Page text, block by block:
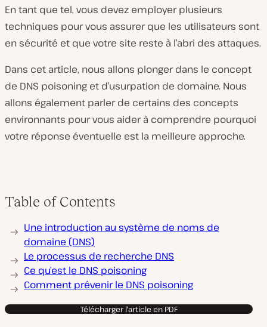
En tant que tel, vous devez employer plusieurs
techniques pour vous assurer que les utilisateurs sont
en sécurité et que votre site reste à l’abri des attaques.
Dans cet article, nous allons plonger dans le concept
de DNS poisoning et d’usurpation de domaine. Nous
allons également parler de certains des concepts
environnants pour vous aider à comprendre pourquoi
votre réponse éventuelle est la meilleure approche.
Table of Contents
Une introduction au système de noms de
domaine (DNS)
Le processus de recherche DNS
Ce qu’est le DNS poisoning
Comment prévenir le DNS poisoning
Télécharger l'article en PDF